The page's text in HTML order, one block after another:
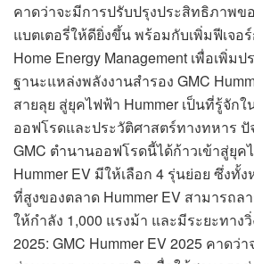
คาดว่าจะมีการปรับปรุงประสิทธิภาพข
แบตเตอรี่ให้ดียิ่งขึ้น พร้อมกับเพิ่มฟีเจอ
Home Energy Management เพื่อเพิ่ม
ฐานะแหล่งพลังงานสำรอง GMC
สายลุย สู่ยุคไฟฟ้า Hummer เป็นที่รู้จัก
ออฟโรดและประวัติศาสตร์ทางทหาร
GMC ตำนานออฟโรดนี้ได้ก้าวเข้าสู่ยุค
Hummer EV มีให้เลือก 4 รุ่นย่อย ซึ่งทั้
ที่สูงของตลาด Hummer EV สามารถล
ให้กำลัง 1,000 แรงม้า และมีระยะทาง
2025: GMC Hummer EV 2025 คาดว่